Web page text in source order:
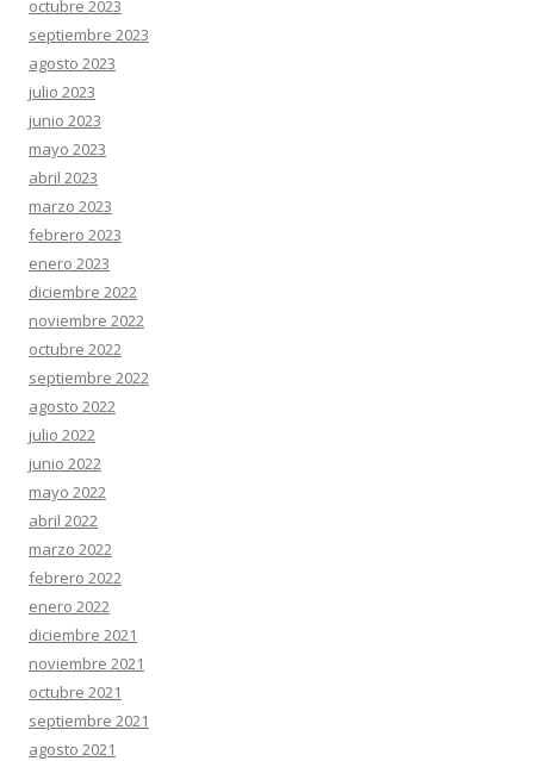
octubre 2023
septiembre 2023
agosto 2023
julio 2023
junio 2023
mayo 2023
abril 2023
marzo 2023
febrero 2023
enero 2023
diciembre 2022
noviembre 2022
octubre 2022
septiembre 2022
agosto 2022
julio 2022
junio 2022
mayo 2022
abril 2022
marzo 2022
febrero 2022
enero 2022
diciembre 2021
noviembre 2021
octubre 2021
septiembre 2021
agosto 2021